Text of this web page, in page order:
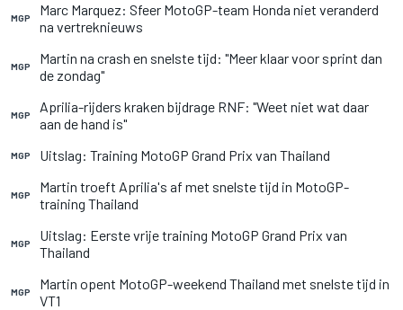
MGP
Marc Marquez: Sfeer MotoGP-team Honda niet veranderd
na vertreknieuws
MGP
Martin na crash en snelste tijd: "Meer klaar voor sprint dan
de zondag"
MGP
Aprilia-rijders kraken bijdrage RNF: "Weet niet wat daar
aan de hand is"
MGP Uitslag: Training MotoGP Grand Prix van Thailand
MGP
Martin troeft Aprilia's af met snelste tijd in MotoGP-
training Thailand
MGP
Uitslag: Eerste vrije training MotoGP Grand Prix van
Thailand
MGP
Martin opent MotoGP-weekend Thailand met snelste tijd in
VT1